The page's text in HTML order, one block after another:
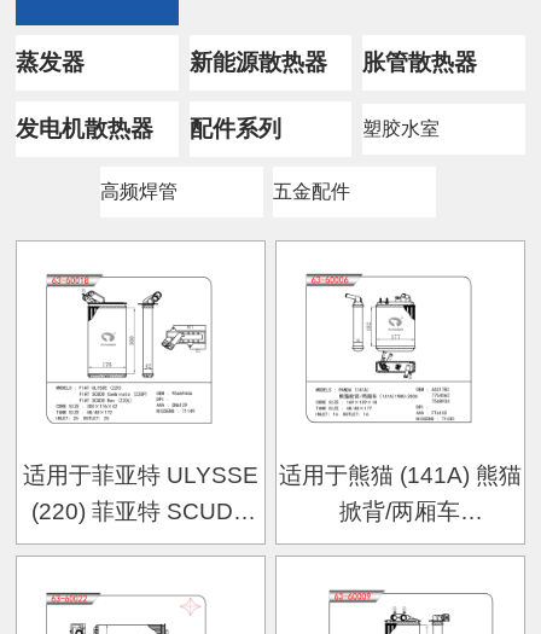
蒸发器 新能源散热器 胀管散热器
发电机散热器 配件系列 塑胶水室
高频焊管 五金配件
适用于菲亚特 ULYSSE
(220) 菲亚特 SCUDO
Combinato (220P) 菲亚
暖风
适用于熊猫 (141A) 熊猫
掀背/两厢车
（141A)1980-2004暖风